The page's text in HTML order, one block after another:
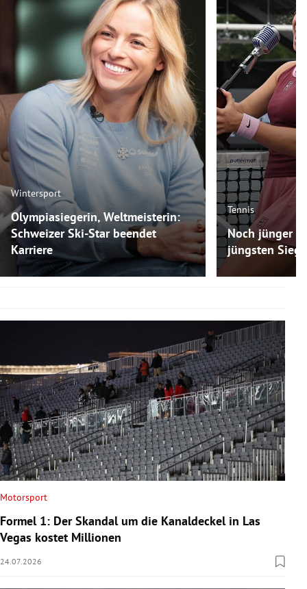
Wintersport
Olympiasiegerin, Weltmeisterin:
Schweizer Ski-Star beendet
Karriere
Tennis
Noch jünger
jüngsten
Motorsport
Formel 1: Der Skandal um die Kanaldeckel in Las
Vegas kostet Millionen
24.07.2026